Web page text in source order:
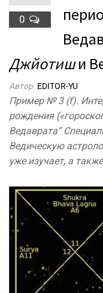
0
Джйотиши
Автор EDITOR-YU
Пример № 3 (f).
рождения
Ведаврата”
Ведическую
уже изучает, а